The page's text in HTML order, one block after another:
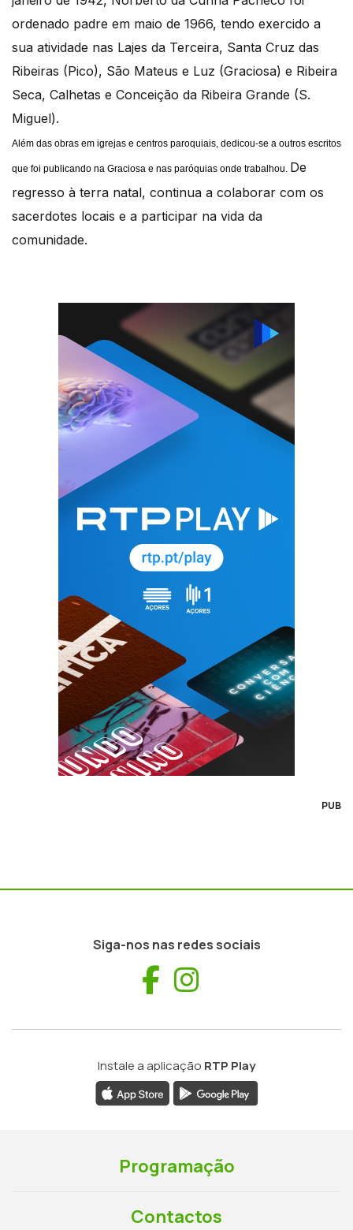
ordenado padre em maio de 1966, tendo exercido a
sua atividade nas Lajes da Terceira, Santa Cruz das
Ribeiras (Pico), São Mateus e Luz (Graciosa) e Ribeira
Seca, Calhetas e Conceição da Ribeira Grande (S.
Miguel).
Além das obras em igrejas e centros paroquiais, dedicou-se a outros escritos
que foi publicando na Graciosa e nas paróquias onde trabalhou. De
regresso à terra natal, continua a colaborar com os
sacerdotes locais e a participar na vida da
comunidade.
PUB
Siga-nos nas redes sociais
Facebook
Instale a aplicação RTP Play
Programação
Contactos